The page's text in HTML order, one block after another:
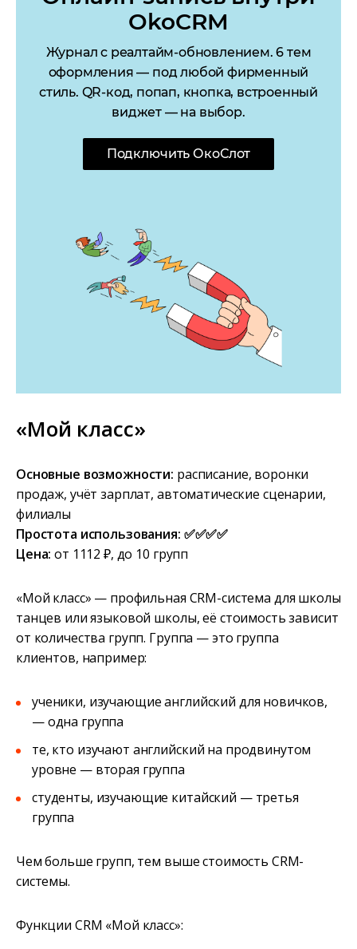
OkoCRM
Журнал c реалтайм-обновлением. 6 тем
оформления — под любой фирменный
стиль. QR-код, попап, кнопка, встроенный
виджет — на выбор.
Подключить ОкоСлот
«Мой класс»
Основные возможности: расписание, воронки
продаж, учёт зарплат, автоматические сценарии,
филиалы
Простота использования: ✅✅✅✅
Цена:от 1112 ₽, до 10 групп
«Мой класс» — профильная CRM-система для школы
танцев или языковой школы, её стоимость зависит
от количества групп. Группа — это группа
клиентов, например:
ученики, изучающие английский для новичков,
— одна группа
те, кто изучают английский на продвинутом
уровне — вторая группа
студенты, изучающие китайский — третья
группа
Чем больше групп, тем выше стоимость CRM-
системы.
Функции CRM «Мой класс»: